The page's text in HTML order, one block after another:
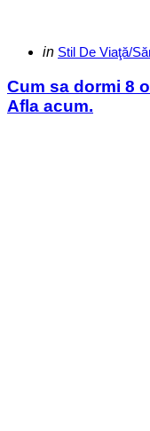
Categories
Posted
in Stil De Viaţă/
Cum sa dormi 8
Afla acum.